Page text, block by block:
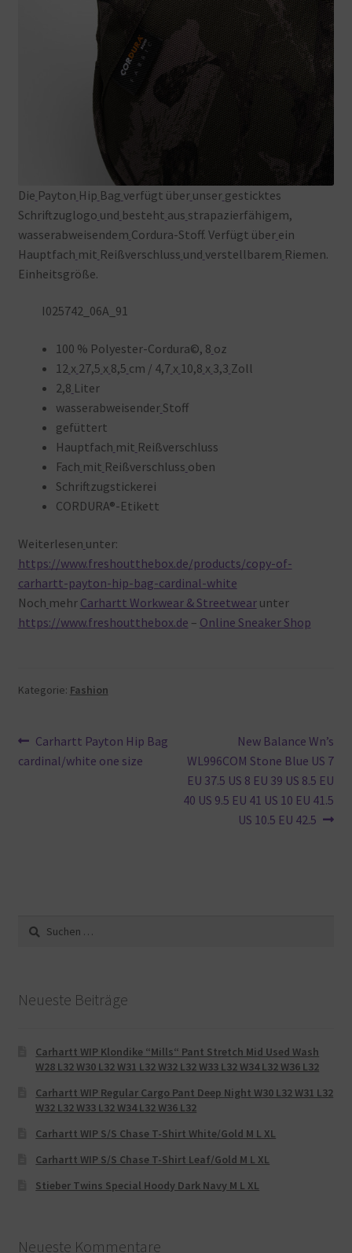
Die Payton Hip Bag verfügt über unser gesticktes
Schriftzuglogo und besteht aus strapazierfähigem,
wasserabweisendem Cordura-Stoff. Verfügt über ein
Hauptfach mit Reißverschluss und verstellbarem Riemen.
Einheitsgröße.
I025742_06A_91
100 % Polyester-Cordura©, 8 oz
12 x 27,5 x 8,5 cm / 4,7 x 10,8 x 3,3 Zoll
2,8 Liter
wasserabweisender Stoff
gefüttert
Hauptfach mit Reißverschluss
Fach mit Reißverschluss oben
Schriftzugstickerei
CORDURA®-Etikett
Weiterlesen unter:
https://www.freshoutthebox.de/products/copy-of-
carhartt-payton-hip-bag-cardinal-white
Noch mehr Carhartt Workwear & Streetwearunter
https://www.freshoutthebox.de – Online Sneaker Shop
Kategorie: Fashion
Beitragsnavigation
Vorheriger
Beitrag:
Carhartt Payton Hip Bag
cardinal/white one size
Nächster
Beitrag:
New Balance Wn’s
WL996COM Stone Blue US 7
EU 37.5 US 8 EU 39 US 8.5 EU
40 US 9.5 EU 41 US 10 EU 41.5
US 10.5 EU 42.5
Suche
nach:
Neueste Beiträge
Carhartt WIP Klondike “Mills“ Pant Stretch Mid Used Wash
W28 L32 W30 L32 W31 L32 W32 L32 W33 L32 W34 L32 W36 L32
Carhartt WIP Regular Cargo Pant Deep Night W30 L32 W31 L32
W32 L32 W33 L32 W34 L32 W36 L32
Carhartt WIP S/S Chase T-Shirt White/Gold M L XL
Carhartt WIP S/S Chase T-Shirt Leaf/Gold M L XL
Stieber Twins Special Hoody Dark Navy M L XL
Neueste Kommentare